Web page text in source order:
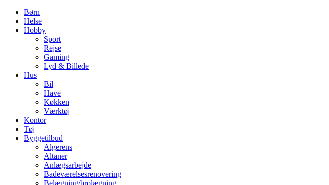
Børn
Helse
Hobby
Sport
Rejse
Gaming
Lyd & Billede
Hus
Bil
Have
Køkken
Værktøj
Kontor
Tøj
Byggetilbud
Algerens
Altaner
Anlægsarbejde
Badeværelsesrenovering
Belægning/brolægning